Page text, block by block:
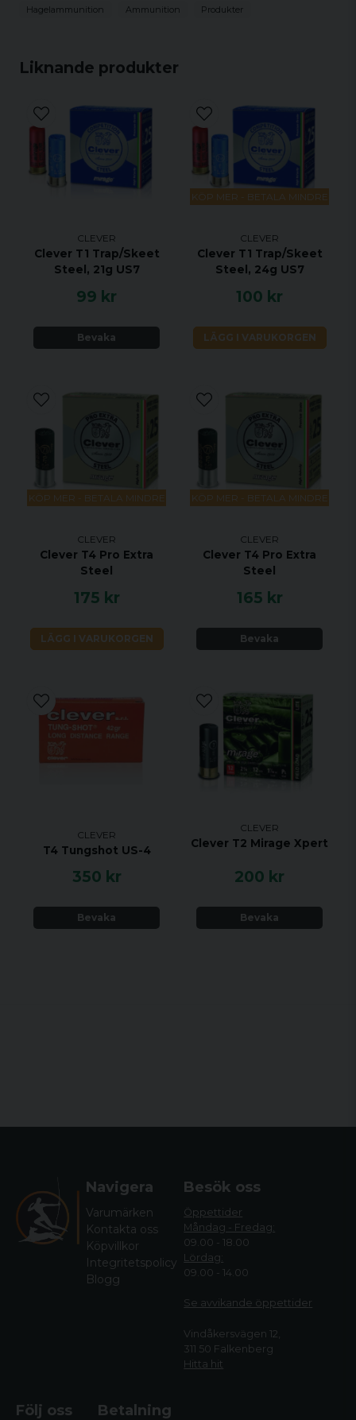
Liknande produkter
CLEVER
Clever T1 Trap/Skeet
Steel, 21g US7
99 kr
Bevaka
KÖP MER - BETALA MINDRE
CLEVER
Clever T1 Trap/Skeet
Steel, 24g US7
100 kr
LÄGG I VARUKORGEN
KÖP MER - BETALA MINDRE
CLEVER
Clever T4 Pro Extra
Steel
175 kr
LÄGG I VARUKORGEN
KÖP MER - BETALA MINDRE
CLEVER
Clever T4 Pro Extra
Steel
165 kr
Bevaka
CLEVER
T4 Tungshot US-4
350 kr
Bevaka
CLEVER
Clever T2 Mirage Xpert
200 kr
Bevaka
Hagelstorlek: us6
Hagelammunition Ammunition Produkter
Navigera
Varumärken
Kontakta oss
Köpvillkor
Integritetspolicy
Blogg
Besök oss
Öppettider
Måndag - Fredag:
09.00 - 18.00
Lördag:
09.00 - 14.00
Se avvikande öppettider
Vindåkersvägen 12,
311 50 Falkenberg
Hitta hit
Följ oss Betalning